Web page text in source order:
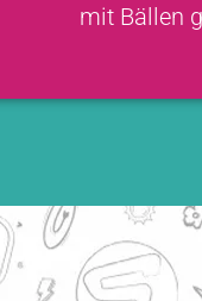
mit Bällen